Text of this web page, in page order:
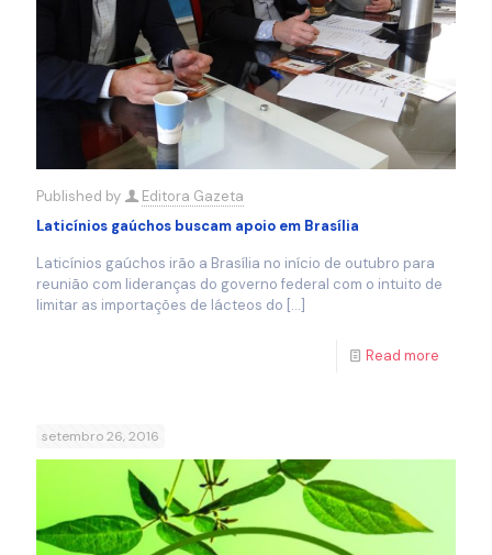
Published by
Editora Gazeta
Laticínios gaúchos buscam apoio em Brasília
Laticínios gaúchos irão a Brasília no início de outubro para
reunião com lideranças do governo federal com o intuito de
limitar as importações de lácteos do […]
Read more
setembro 26, 2016